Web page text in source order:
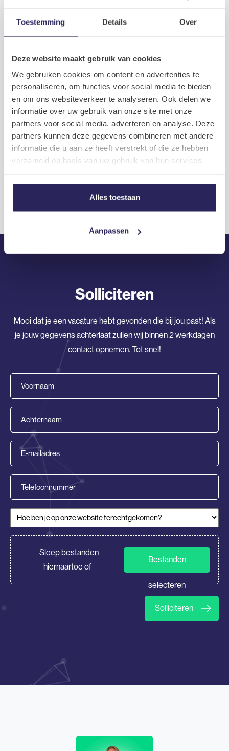
Toestemming Details Over
Deze website maakt gebruik van cookies
We gebruiken cookies om content en advertenties te
personaliseren, om functies voor social media te bieden
en om ons websiteverkeer te analyseren. Ook delen we
informatie over uw gebruik van onze site met onze
partners voor social media, adverteren en analyse. Deze
partners kunnen deze gegevens combineren met andere
informatie die u aan ze heeft verstrekt of die ze hebben
verzameld op basis van uw gebruik van hun services.
Alles toestaan
Aanpassen
Benieuwd hoe het sollicitatietraject
verloopt?
Solliciteren
Mooi dat je een vacature hebt gevonden die bij jou past! Als
je jouw gegevens achterlaat zullen wij binnen 2 werkdagen
contact opnemen. Tot snel!
(Vereist)
Telefoonnummer
Hoe ben je op onze website terechtgekomen?
CV/Motivatie
Sleep bestanden
hiernaartoe of
Bestanden
selecteren